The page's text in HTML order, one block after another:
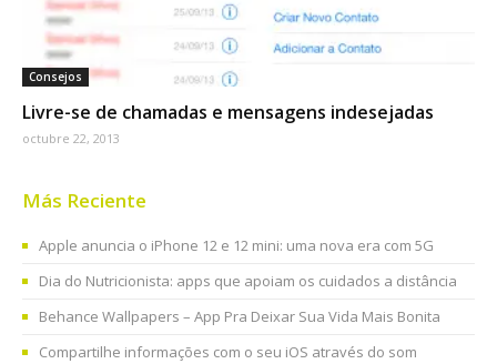
Consejos
Livre-se de chamadas e mensagens indesejadas
octubre 22, 2013
Más Reciente
Apple anuncia o iPhone 12 e 12 mini: uma nova era com 5G
Dia do Nutricionista: apps que apoiam os cuidados a distância
Behance Wallpapers – App Pra Deixar Sua Vida Mais Bonita
Compartilhe informações com o seu iOS através do som